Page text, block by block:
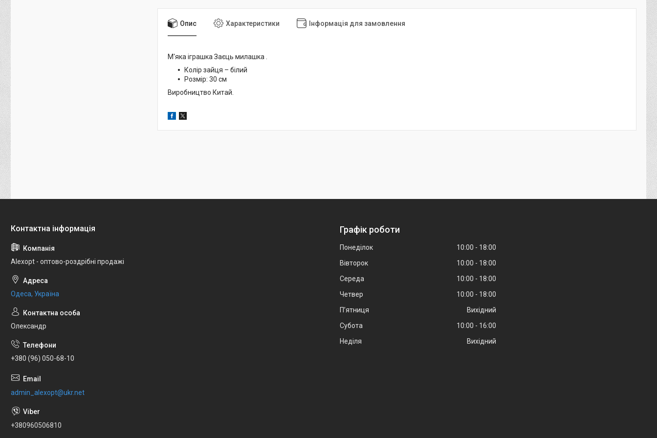
Опис Характеристики Інформація для замовлення
М'яка іграшка Заєць милашка .
Колір зайця – білий
Розмір: 30 см
Виробництво Китай.
Alexopt - оптово-роздрібні продажі
Одеса, Україна
Олександр
+380 (96) 050-68-10
admin_alexopt@ukr.net
+380960506810
Графік роботи
Понеділок 10:00
18:00
Вівторок
10:00
18:00
Середа
10:00
18:00
Четвер
10:00
18:00
Пʼятниця
Вихідний
Субота
10:00
16:00
Неділя
Вихідний